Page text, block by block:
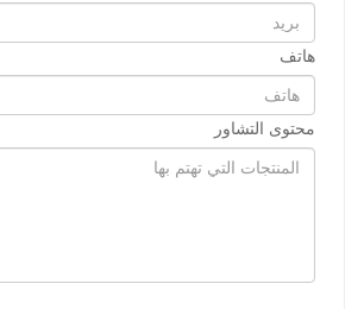
هاتف
محتوى التشاور